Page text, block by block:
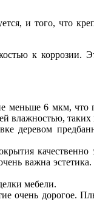
и того, что
к коррозии.
меньше 6 мкм, что
влажностью, таких
деревом
качественно
важна
мебели.
очень дорогое.